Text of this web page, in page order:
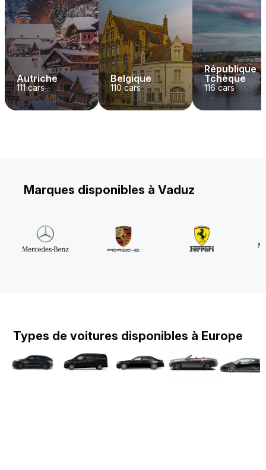
Autriche
111cars
Belgique
110 cars
République
Tchèque
116cars
Marques disponibles à Vaduz
Types de voitures disponibles à Europe